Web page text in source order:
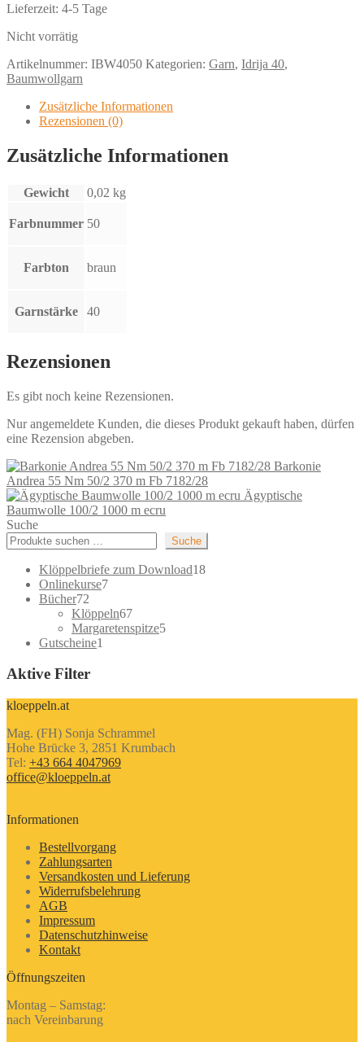
Lieferzeit: 4-5 Tage
Nicht vorrätig
Artikelnummer: IBW4050 Kategorien: Garn, Idrija 40,
Baumwollgarn
Zusätzliche Informationen
Rezensionen (0)
Zusätzliche Informationen
Gewicht 0,02 kg
Farbnummer 50
Farbton braun
Garnstärke 40
Rezensionen
Es gibt noch keine Rezensionen.
Nur angemeldete Kunden, die dieses Produkt gekauft haben, dürfen
eine Rezension abgeben.
Barkonie
Andrea 55 Nm 50/2 370 m Fb 7182/28
Ägyptische
Baumwolle 100/2 1000 m ecru
Suche
Suche
Klöppelbriefe zum Download1818
Onlinekurse77
Bücher72
Produkte
Klöppeln6767
Produkte
Margaretenspitze55
Gutscheine1
Aktive Filter
kloeppeln.at
Mag. (FH) Sonja Schrammel
Hohe Brücke 3, 2851 Krumbach
Tel: +43 664 4047969
office@kloeppeln.at
Informationen
Bestellvorgang
Zahlungsarten
Versandkosten und Lieferung
Widerrufsbelehrung
AGB
Impressum
Datenschutzhinweise
Kontakt
Öffnungszeiten
Montag – Samstag:
nach Vereinbarung